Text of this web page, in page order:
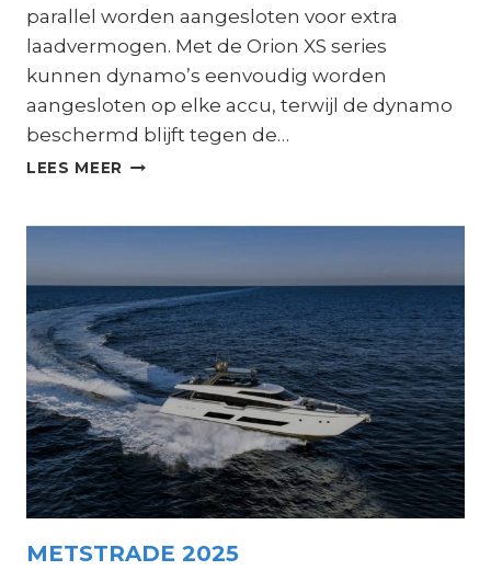
parallel worden aangesloten voor extra
laadvermogen. Met de Orion XS series
kunnen dynamo’s eenvoudig worden
aangesloten op elke accu, terwijl de dynamo
beschermd blijft tegen de…
LEES MEER NIEUW:
XS
70A
DC-
DC
ACCULADER
METSTRADE 2025